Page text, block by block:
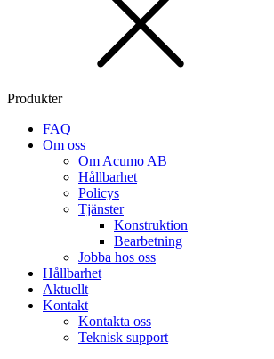
Produkter
FAQ
Om oss
Om Acumo AB
Hållbarhet
Policys
Tjänster
Konstruktion
Bearbetning
Jobba hos oss
Hållbarhet
Aktuellt
Kontakt
Kontakta oss
Teknisk support